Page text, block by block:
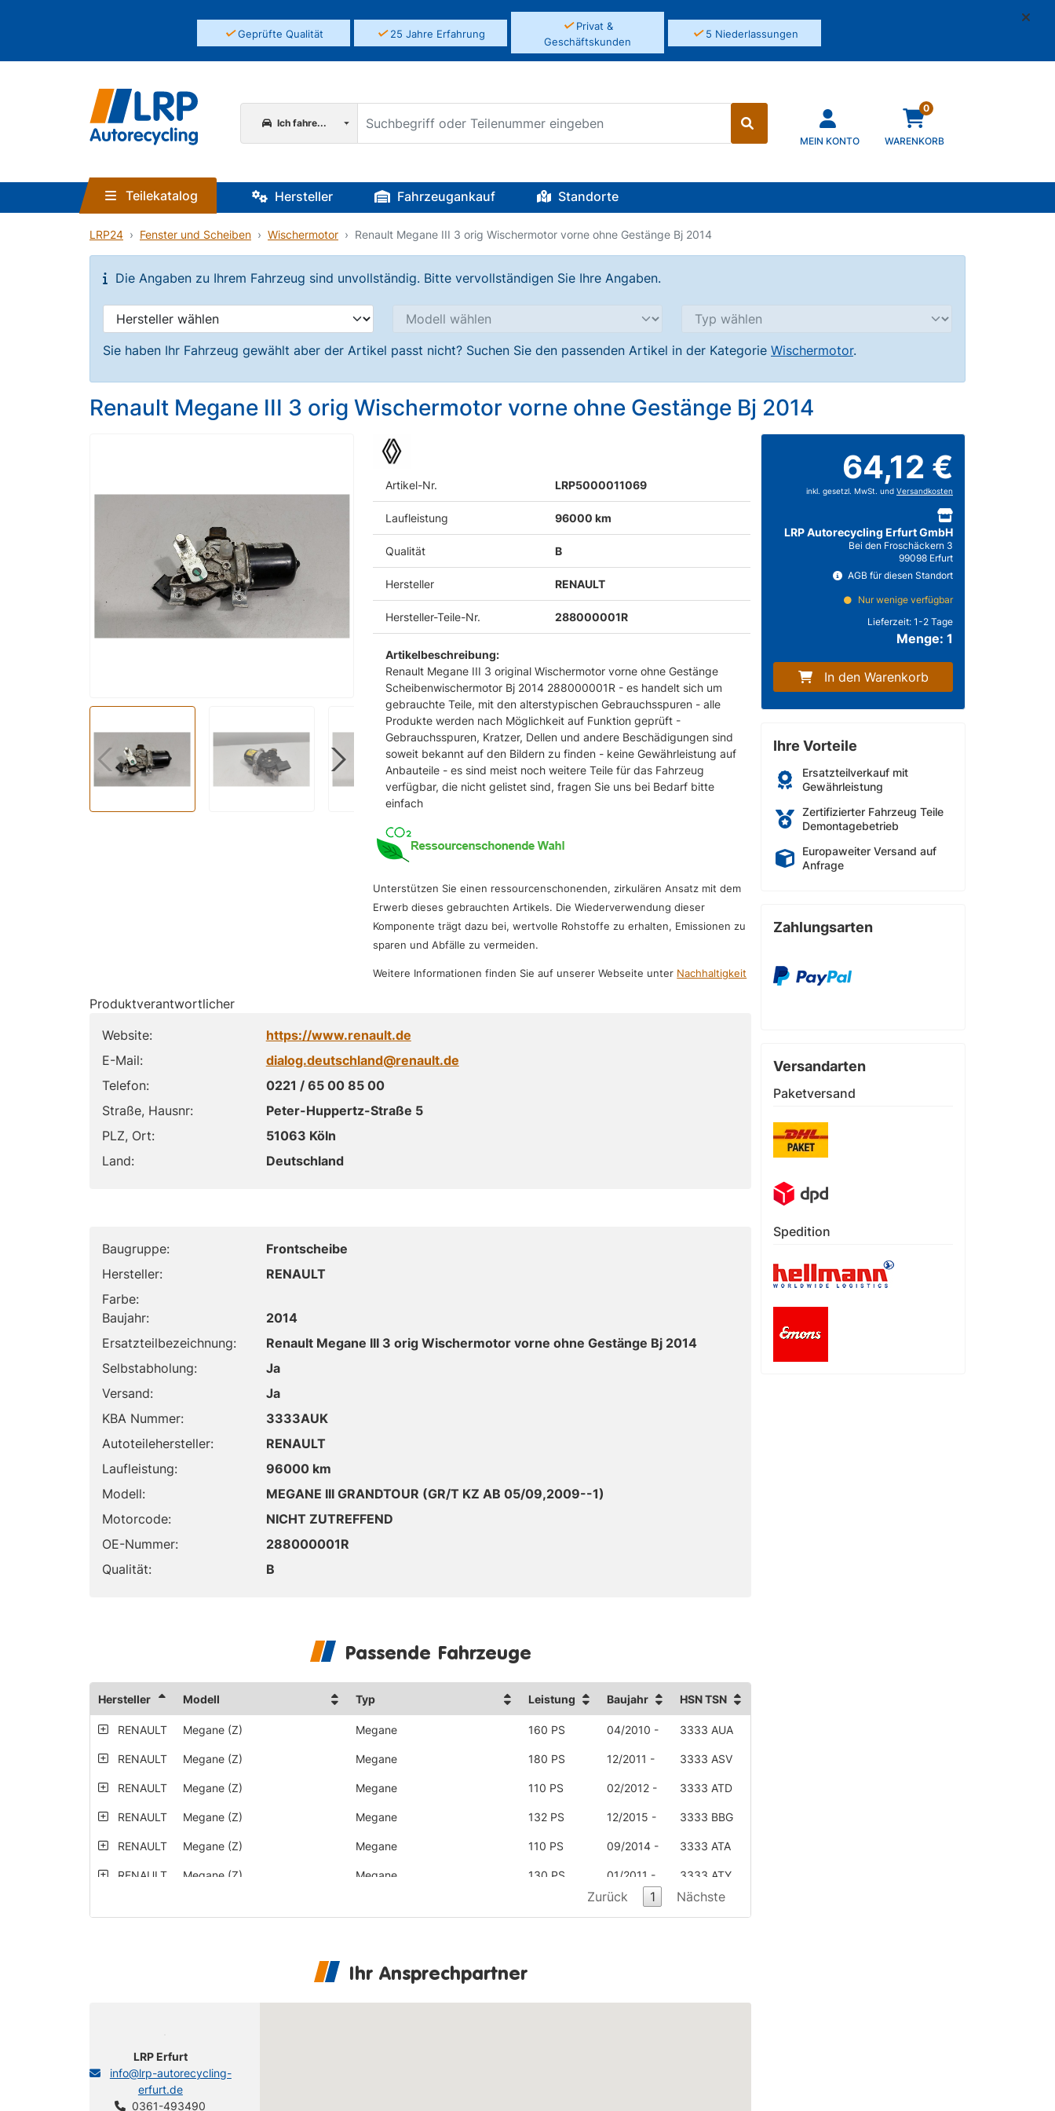
✓Geprüfte Qualität ✓25 Jahre Erfahrung
✓Privat &
Geschäftskunden
✓5 Niederlassungen
Ich fahre...
MEIN KONTO
0
WARENKORB
Teilekatalog Hersteller Fahrzeugankauf Standorte
LRP24 Fenster und Scheiben Wischermotor Renault Megane III 3 orig Wischermotor vorne ohne Gestänge Bj 2014
Die Angaben zu Ihrem Fahrzeug sind unvollständig. Bitte vervollständigen Sie Ihre Angaben.
Sie haben Ihr Fahrzeug gewählt aber der Artikel passt nicht? Suchen Sie den passenden Artikel in der Kategorie Wischermotor.
Renault Megane III 3 orig Wischermotor vorne ohne Gestänge Bj 2014
Artikel-Nr. LRP5000011069
Laufleistung 96000 km
Qualität B
Hersteller RENAULT
Hersteller-Teile-Nr. 288000001R
Artikelbeschreibung:
Renault Megane III 3 original Wischermotor vorne ohne Gestänge
Scheibenwischermotor Bj 2014 288000001R - es handelt sich um
gebrauchte Teile, mit den alterstypischen Gebrauchsspuren - alle
Produkte werden nach Möglichkeit auf Funktion geprüft -
Gebrauchsspuren, Kratzer, Dellen und andere Beschädigungen sind
soweit bekannt auf den Bildern zu finden - keine Gewährleistung auf
Anbauteile - es sind meist noch weitere Teile für das Fahrzeug
verfügbar, die nicht gelistet sind, fragen Sie uns bei Bedarf bitte
einfach
Unterstützen Sie einen ressourcenschonenden, zirkulären Ansatz mit dem
Erwerb dieses gebrauchten Artikels. Die Wiederverwendung dieser
Komponente trägt dazu bei, wertvolle Rohstoffe zu erhalten, Emissionen zu
sparen und Abfälle zu vermeiden.
Weitere Informationen finden Sie auf unserer Webseite unter Nachhaltigkeit
Produktverantwortlicher
Website:
https://www.renault.de
E-Mail:
dialog.deutschland@renault.de
Telefon:
0221 / 65 00 85 00
Straße, Hausnr:
Peter-Huppertz-Straße 5
PLZ, Ort:
51063 Köln
Land:
Deutschland
Baugruppe:
Frontscheibe
Hersteller:
RENAULT
Farbe:
Baujahr:
2014
Ersatzteilbezeichnung:
Renault Megane III 3 orig Wischermotor vorne ohne Gestänge Bj 2014
Selbstabholung:
Ja
Versand:
Ja
KBA Nummer:
3333AUK
Autoteilehersteller:
RENAULT
Laufleistung:
96000 km
Modell:
MEGANE III GRANDTOUR (GR/T KZ AB 05/09,2009--1)
Motorcode:
NICHT ZUTREFFEND
OE-Nummer:
288000001R
Qualität:
B
Passende Fahrzeuge
Hersteller Modell Typ Leistung Baujahr HSN TSN
RENAULT Megane (Z) Megane 160 PS 04/2010 - 3333 AUA
RENAULT Megane (Z) Megane 180 PS 12/2011 - 3333 ASV
RENAULT Megane (Z) Megane 110 PS 02/2012 - 3333 ATD
RENAULT Megane (Z) Megane 132 PS 12/2015 - 3333 BBG
RENAULT Megane (Z) Megane 110 PS 09/2014 - 3333 ATA
RENAULT Megane (Z) Megane 130 PS 01/2011 - 3333 ATY
03/2013 - 3333 ASL
RENAULT Megane (Z)
RENAULT
Zurück 1 Nächste
Ihr Ansprechpartner
LRP Erfurt
info@lrp-autorecycling-
erfurt.de
0361-493490
64,12 €
inkl. gesetzl. MwSt. und Versandkosten
LRP Autorecycling Erfurt GmbH
Bei den Froschäckern 3
99098 Erfurt
AGB für diesen Standort
Nur wenige verfügbar
Lieferzeit: 1-2 Tage
Menge: 1
In den Warenkorb
Ihre Vorteile
Ersatzteilverkauf mit
Gewährleistung
Zertifizierter Fahrzeug Teile
Demontagebetrieb
Europaweiter Versand auf
Anfrage
Zahlungsarten
Versandarten
Paketversand
Spedition